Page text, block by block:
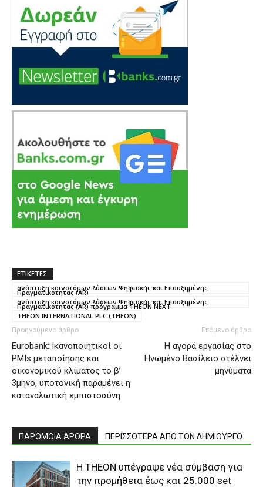
ΕΤΙΚΕΤΕΣ
ανάπτυξη καινοτόμων λύσεων Ψηφιακής και Επαυξημένης
Πραγματικότητας (AR)
ανάπτυξη καινοτόμων λύσεων Ψηφιακής και Επαυξημένης
Πραγματικότητας (AR) πρόγραμμα THEON NEXT
ΤΗΕΟΝ INTERNATIONAL PLC (THEON)
Προηγούμενο άρθρο
Eurobank: Ικανοποιητικοί οι
PMIs μεταποίησης και
οικονομικού κλίματος το β’
3μηνο, υποτονική παραμένει η
καταναλωτική εμπιστοσύνη
Επόμενο άρθρο
Η αγορά εργασίας στο
Ηνωμένο Βασίλειο στέλνει
μηνύματα
ΠΑΡΟΜΟΙΑ ΑΡΘΡΑ ΠΕΡΙΣΣΟΤΕΡΑ ΑΠΟ ΤΟΝ ΔΗΜΙΟΥΡΓΟ
Η THEON υπέγραψε νέα σύμβαση για
την προμήθεια έως και 25.000 set